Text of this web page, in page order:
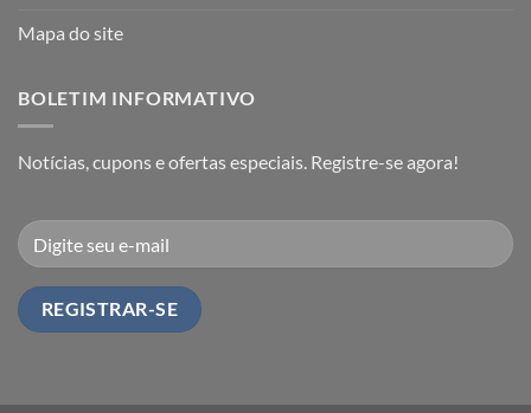
Mapa do site
BOLETIM INFORMATIVO
Notícias, cupons e ofertas especiais. Registre-se agora!